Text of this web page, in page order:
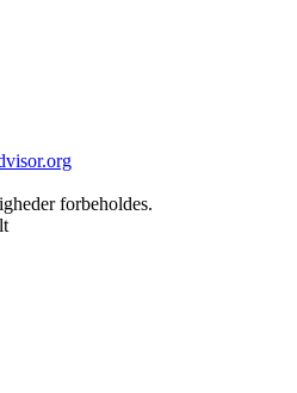
forbeholdes.